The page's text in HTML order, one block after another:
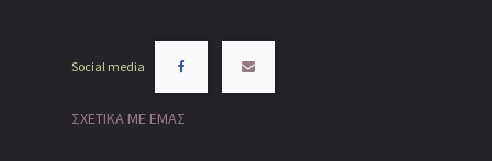
Social media
ΣΧΕΤΙΚΑ ΜΕ ΕΜΑΣ